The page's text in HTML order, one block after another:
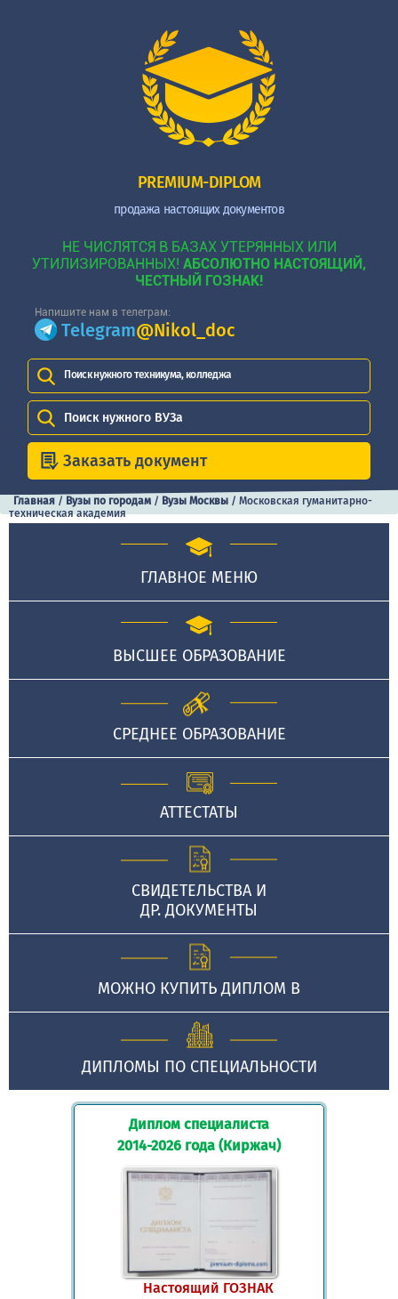
PREMIUM-DIPLOM
продажа настоящих документов
НЕ ЧИСЛЯТСЯ В БАЗАХ УТЕРЯННЫХ ИЛИ
УТИЛИЗИРОВАННЫХ! АБСОЛЮТНО НАСТОЯЩИЙ,
ЧЕСТНЫЙ ГОЗНАК!
Напишите нам в телеграм:
Telegram@Nikol_doc
Поиск нужного техникума, колледжа
Поиск нужного ВУЗа
Заказать документ
Главная / Вузы по городам / Вузы Москвы / Московская гуманитарно-
техническая академия
ГЛАВНОЕ МЕНЮ
ВЫСШЕЕ ОБРАЗОВАНИЕ
СРЕДНЕЕ ОБРАЗОВАНИЕ
АТТЕСТАТЫ
СВИДЕТЕЛЬСТВА И
ДР. ДОКУМЕНТЫ
МОЖНО КУПИТЬ ДИПЛОМ В
ДИПЛОМЫ ПО СПЕЦИАЛЬНОСТИ
Диплом специалиста
2014-2026 года (Киржач)
Настоящий ГОЗНАК